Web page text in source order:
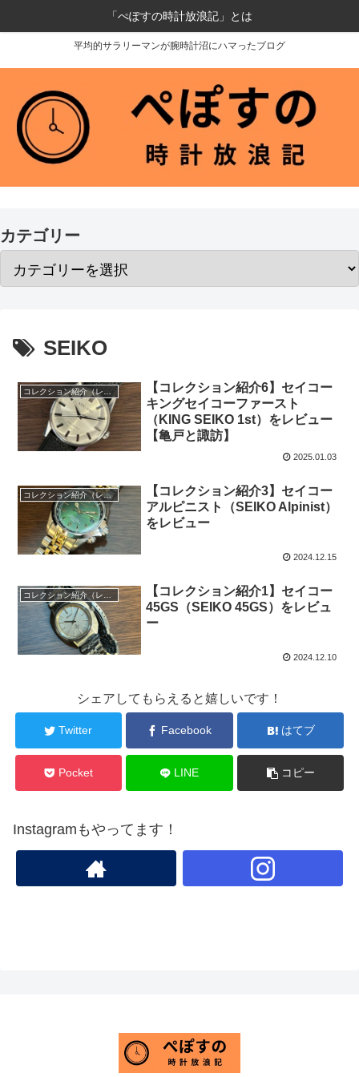
平均的サラリーマンが腕時計沼にハマったブログ
「ぺぽすの時計放浪記」とは
カテゴリー
SEIKO
【コレクション紹介6】セイコー
キングセイコーファースト
（KING SEIKO 1st）をレビュー
【亀戸と諏訪】
2025.01.03
コレクション紹介（レビュー）
【コレクション紹介3】セイコー
アルピニスト（SEIKO Alpinist）
をレビュー
2024.12.15
【コレクション紹介1】セイコー
45GS（SEIKO 45GS）をレビュ
ー
2024.12.10
シェアしてもらえると嬉しいです！
Twitter Facebook はてブ
Pocket LINE コピー
Instagramもやってます！